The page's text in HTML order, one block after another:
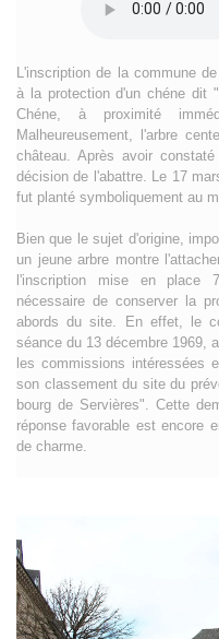
L'inscription de la commune
à la protection d'un chéne dit
Chéne, à proximité
Malheureusement, l'arbre
château. Après avoir
décision de l'abattre. Le 17
fut planté symboliquement au
Bien que le sujet d'origine,
un jeune arbre montre
l'inscription mise en place
nécessaire de conserver la
abords du site. En effet, le
séance du 13 décembre 1969,
les commissions intéressées
son classement du site du
bourg de Servières". Cette
réponse favorable est encore
de charme.